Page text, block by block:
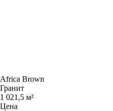
Africa Brown
Гранит
1 021,5 м²
Цена